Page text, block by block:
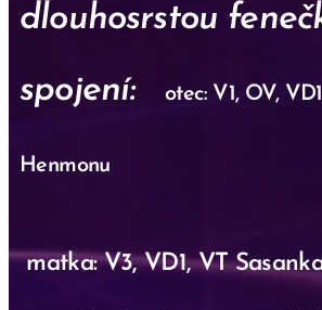
dlouhosrstou
spojení:
otec: V1, OV,
Henmonu
matka: V3, VD1, VT